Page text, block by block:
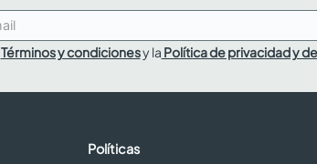
Términos y condicionesy la Política de privacidad y
Políticas